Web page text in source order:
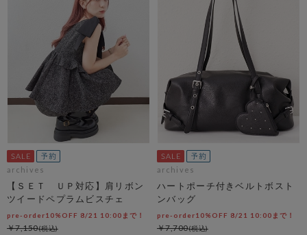
archives
【ＳＥＴ ＵＰ対応】肩リボン
ツイードペプラムビスチェ
pre-order10%OFF 8/21 10:00まで！
￥7,150
archives
ハートポーチ付きベルトボスト
ンバッグ
pre-order10%OFF 8/21 10:00まで！
￥7,700